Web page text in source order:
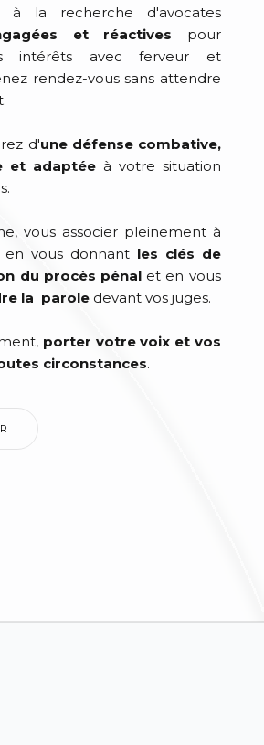
à la recherche d'avocates
et réactives pour
intérêts avec ferveur et
rendez-vous sans attendre
d'une défense combative,
et adaptée à votre situation
vous associer pleinement à
vous donnant les clés de
du procès pénal et en vous
la parole devant vos juges.
porter votre voix et vos
circonstances.